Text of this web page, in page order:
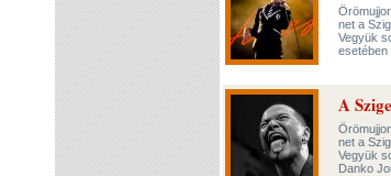
net a
Vegyük
esetében
A
net a
Vegyük
Danko